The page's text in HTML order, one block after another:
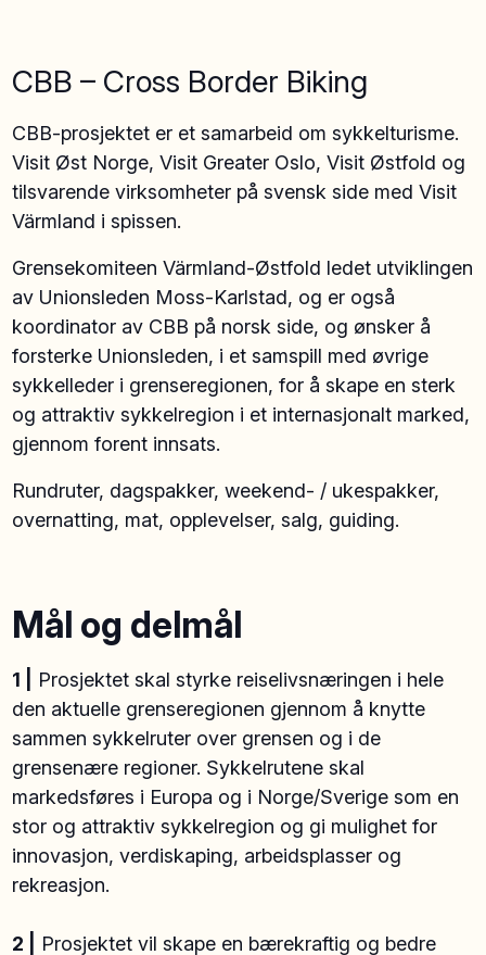
CBB – Cross Border Biking
CBB-prosjektet er et samarbeid om sykkelturisme.
Visit Øst Norge, Visit Greater Oslo, Visit Østfold og
tilsvarende virksomheter på svensk side med Visit
Värmland i spissen.
Grensekomiteen Värmland-Østfold ledet utviklingen
av Unionsleden Moss-Karlstad, og er også
koordinator av CBB på norsk side, og ønsker å
forsterke Unionsleden, i et samspill med øvrige
sykkelleder i grenseregionen, for å skape en sterk
og attraktiv sykkelregion i et internasjonalt marked,
gjennom forent innsats.
Rundruter, dagspakker, weekend- / ukespakker,
overnatting, mat, opplevelser, salg, guiding.
Mål og delmål
1 |
Prosjektet skal styrke reiselivsnæringen i hele
den aktuelle grenseregionen gjennom å knytte
sammen sykkelruter over grensen og i de
grensenære regioner. Sykkelrutene skal
markedsføres i Europa og i Norge/Sverige som en
stor og attraktiv sykkelregion og gi mulighet for
innovasjon, verdiskaping, arbeidsplasser og
rekreasjon.
2 |
Prosjektet vil skape en bærekraftig og bedre